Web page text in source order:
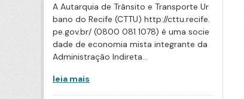
A Autarquia de Trânsito e Transporte Ur
bano do Recife (CTTU) http://cttu.recife.
pe.gov.br/ (0800 081 1078) é uma socie
dade de economia mista integrante da
Administração Indireta...
leia mais